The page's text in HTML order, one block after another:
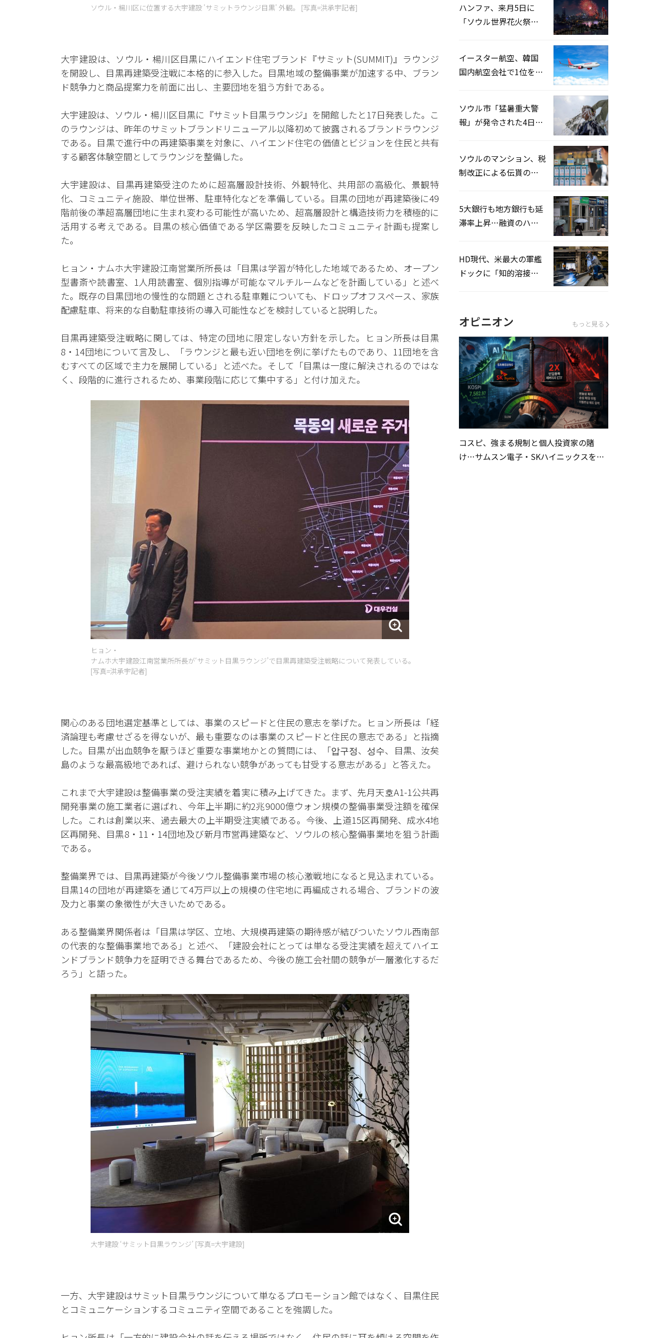
ソウル・楊川区に位置する大宇建設 'サミットラウンジ目黒' 外観。 [写真=洪承宇記者]
大宇建設は、ソウル・楊川区目黒にハイエンド住宅ブランド『サミット(SUMMIT)』ラウンジ
を開設し、目黒再建築受注戦に本格的に参入した。目黒地域の整備事業が加速する中、ブラン
ド競争力と商品提案力を前面に出し、主要団地を狙う方針である。
大宇建設は、ソウル・楊川区目黒に『サミット目黒ラウンジ』を開館したと17日発表した。こ
のラウンジは、昨年のサミットブランドリニューアル以降初めて披露されるブランドラウンジ
である。目黒で進行中の再建築事業を対象に、ハイエンド住宅の価値とビジョンを住民と共有
する顧客体験空間としてラウンジを整備した。
大宇建設は、目黒再建築受注のために超高層設計技術、外観特化、共用部の高級化、景観特
化、コミュニティ施設、単位世帯、駐車特化などを準備している。目黒の団地が再建築後に49
階前後の準超高層団地に生まれ変わる可能性が高いため、超高層設計と構造技術力を積極的に
活用する考えである。目黒の核心価値である学区需要を反映したコミュニティ計画も提案し
た。
ヒョン・ナムホ大宇建設江南営業所所長は「目黒は学習が特化した地域であるため、オープン
型書斎や読書室、1人用読書室、個別指導が可能なマルチルームなどを計画している」と述べ
た。既存の目黒団地の慢性的な問題とされる駐車難についても、ドロップオフスペース、家族
配慮駐車、将来的な自動駐車技術の導入可能性などを検討していると説明した。
目黒再建築受注戦略に関しては、特定の団地に限定しない方針を示した。ヒョン所長は目黒
8・14団地について言及し、「ラウンジと最も近い団地を例に挙げたものであり、11団地を含
むすべての区域で主力を展開している」と述べた。そして「目黒は一度に解決されるのではな
く、段階的に進行されるため、事業段階に応じて集中する」と付け加えた。
ヒョン・
ナムホ大宇建設江南営業所所長が‘サミット目黒ラウンジ’で目黒再建築受注戦略について発表している。
[写真=洪承宇記者]
関心のある団地選定基準としては、事業のスピードと住民の意志を挙げた。ヒョン所長は「経
済論理も考慮せざるを得ないが、最も重要なのは事業のスピードと住民の意志である」と指摘
した。目黒が出血競争を厭うほど重要な事業地かとの質問には、「압구정、성수、目黒、汝矣
島のような最高級地であれば、避けられない競争があっても甘受する意志がある」と答えた。
これまで大宇建設は整備事業の受注実績を着実に積み上げてきた。まず、先月天호A1-1公共再
開発事業の施工業者に選ばれ、今年上半期に約2兆9000億ウォン規模の整備事業受注額を確保
した。これは創業以来、過去最大の上半期受注実績である。今後、上道15区再開発、成水4地
区再開発、目黒8・11・14団地及び新月市営再建築など、ソウルの核心整備事業地を狙う計画
である。
整備業界では、目黒再建築が今後ソウル整備事業市場の核心激戦地になると見込まれている。
目黒14の団地が再建築を通じて4万戸以上の規模の住宅地に再編成される場合、ブランドの波
及力と事業の象徴性が大きいためである。
ある整備業界関係者は「目黒は学区、立地、大規模再建築の期待感が結びついたソウル西南部
の代表的な整備事業地である」と述べ、「建設会社にとっては単なる受注実績を超えてハイエ
ンドブランド競争力を証明できる舞台であるため、今後の施工会社間の競争が一層激化するだ
ろう」と語った。
大宇建設 ‘サミット目黒ラウンジ’ [写真=大宇建設]
一方、大宇建設はサミット目黒ラウンジについて単なるプロモーション館ではなく、目黒住民
とコミュニケーションするコミュニティ空間であることを強調した。
ハンファ、来月5日に
「ソウル世界花火祭り
イースター航空、韓国
国内航空会社で1位を記
ソウル市「猛暑重大警
報」が発令された4日、
ソウルのマンション、税
制改正による伝貰の月
5大銀行も地方銀行も延
滞率上昇…融資のハー
HD現代、米最大の軍艦
ドックに「知的溶接」
オピニオン もっと見る
コスピ、強まる規制と個人投資家の賭
け…サムスン電子・SKハイニックスを巡